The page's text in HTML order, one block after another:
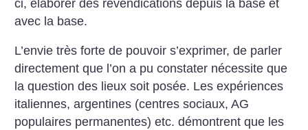
ci, élaborer des revendications depuis la base et
avec la base.
L’envie très forte de pouvoir s’exprimer, de parler
directement que l’on a pu constater nécessite que
la question des lieux soit posée. Les expériences
italiennes, argentines (centres sociaux, AG
populaires permanentes) etc. démontrent que les